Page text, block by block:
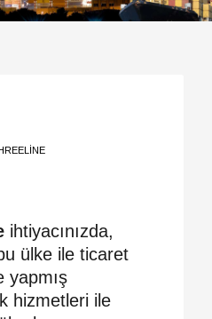
ihtiyacınızda,
ülke ile ticaret
yapmış
hizmetleri ile